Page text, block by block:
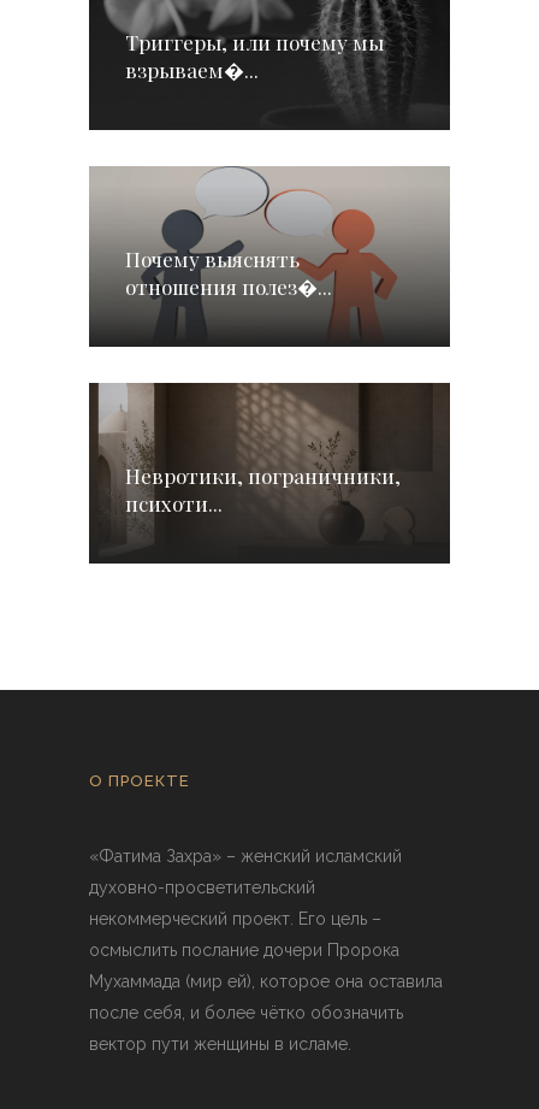
Триггеры, или почему мы
взрываем�...
Почему выяснять
отношения полез�...
Невротики, пограничники,
психоти...
О ПРОЕКТЕ
«Фатима Захра» – женский исламский
духовно-просветительский
некоммерческий проект. Его цель –
осмыслить послание дочери Пророка
Мухаммада (мир ей), которое она оставила
после себя, и более чётко обозначить
вектор пути женщины в исламе.